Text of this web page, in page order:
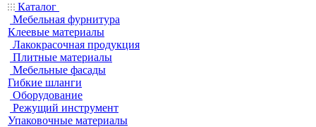
Каталог
Мебельная фурнитура
Клеевые материалы
Лакокрасочная продукция
Плитные материалы
Мебельные фасады
Гибкие шланги
Оборудование
Режущий инструмент
Упаковочные материалы